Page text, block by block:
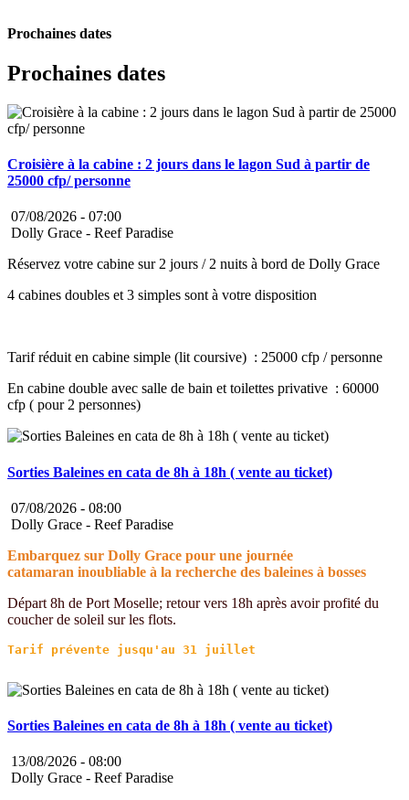
Prochaines dates
Prochaines dates
Croisière à la cabine : 2 jours dans le lagon Sud à partir de
25000 cfp/ personne
07/08/2026 - 07:00
Dolly Grace - Reef Paradise
Réservez votre cabine sur 2 jours / 2 nuits à bord de Dolly Grace
4 cabines doubles et 3 simples sont à votre disposition
Tarif réduit en cabine simple (lit coursive) : 25000 cfp / personne
En cabine double avec salle de bain et toilettes privative : 60000
cfp ( pour 2 personnes)
Sorties Baleines en cata de 8h à 18h ( vente au ticket)
07/08/2026 - 08:00
Dolly Grace - Reef Paradise
Embarquez sur Dolly Grace pour une journée
catamaran inoubliable à la recherche des baleines à bosses
Départ 8h de Port Moselle; retour vers 18h après avoir profité du
coucher de soleil sur les flots.
Sorties Baleines en cata de 8h à 18h ( vente au ticket)
13/08/2026 - 08:00
Dolly Grace - Reef Paradise